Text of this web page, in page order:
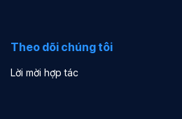
Theo dõi chúng tôi
Lời mời hợp tác